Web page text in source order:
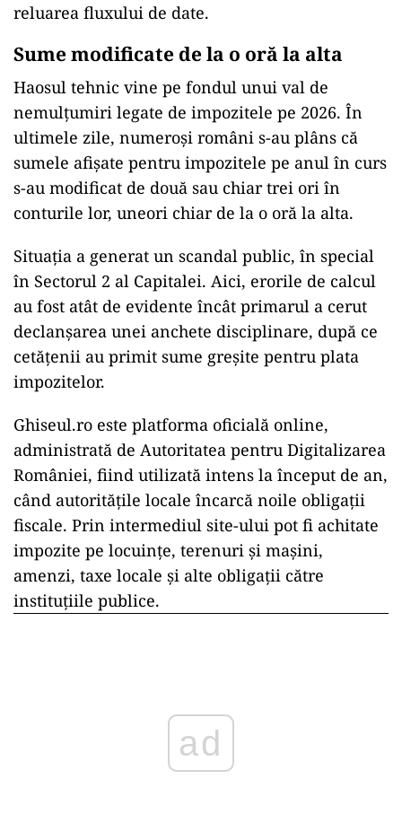
reluarea fluxului de date.
Sume modificate de la o oră la alta
Haosul tehnic vine pe fondul unui val de
nemulțumiri legate de impozitele pe 2026. În
ultimele zile, numeroși români s-au plâns că
sumele afișate pentru impozitele pe anul în curs
s-au modificat de două sau chiar trei ori în
conturile lor, uneori chiar de la o oră la alta.
Situația a generat un scandal public, în special
în Sectorul 2 al Capitalei. Aici, erorile de calcul
au fost atât de evidente încât primarul a cerut
declanșarea unei anchete disciplinare, după ce
cetățenii au primit sume greșite pentru plata
impozitelor.
Ghiseul.ro este platforma oficială online,
administrată de Autoritatea pentru Digitalizarea
României, fiind utilizată intens la început de an,
când autoritățile locale încarcă noile obligații
fiscale. Prin intermediul site-ului pot fi achitate
impozite pe locuințe, terenuri și mașini,
amenzi, taxe locale și alte obligații către
instituțiile publice.
ad